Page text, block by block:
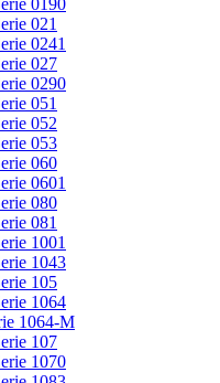
0190
021
0241
027
0290
051
052
053
060
0601
080
081
1001
1043
105
1064
1064-M
107
1070